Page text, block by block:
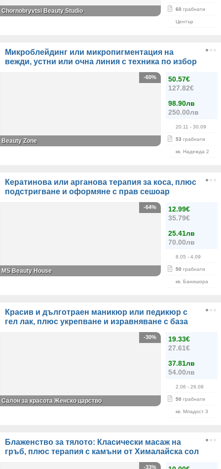
60 грабнати
Център
Chornobryvtsi Beauty Studio
Микроблейдинг или микропигментация на
вежди, устни или очна линия с техника по избор
50.57€
127.82€
98.90лв
250.00лв
20.11 - 30.09
53 грабнати
кв. Надежда 2
-60%
Beauty Zone
Кератинова или арганова терапия за коса, плюс
подстригване и оформяне с прав сешоар
12.99€
35.79€
25.41лв
70.00лв
8.05 - 4.09
50 грабнати
кв. Банишора
-64%
МS Beauty House
Красив и дълготраен маникюр или педикюр с
гел лак, плюс укрепване и изравняване с база
19.33€
27.61€
37.81лв
54.00лв
2.06 - 26.08
50 грабнати
кв. Младост 3
-30%
Салон за красота Женско царство
Блаженство за тялото: Класически масаж на
гръб, плюс терапия с камъни от Хималайска сол
-33%